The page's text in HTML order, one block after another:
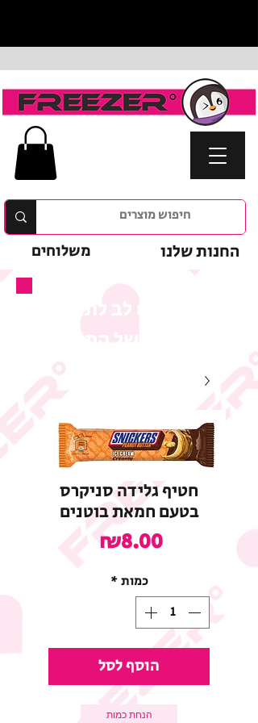
החנות שלנו משלוחים
המבצע של המוצר
חטיף גלידה סניקרס
בטעם חמאת בוטנים
₪8.00מחיר
כמות *
הוסף לסל
הנחת כמות